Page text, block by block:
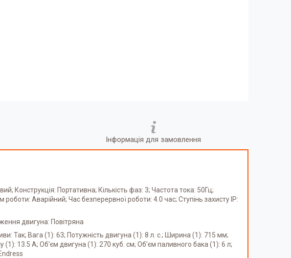
Інформація для замовлення
Конструкція: Портативна; Кількість фаз: 3; Частота тока: 50Гц;
Аварійний; Час безперервної роботи: 4.0 час; Ступінь захисту IP:
двигуна: Повітряна
Так; Вага (1): 63; Потужність двигуна (1): 8 л. с.; Ширина (1): 715 мм;
13.5 А; Об'єм двигуна (1): 270 куб. см; Об'єм паливного бака (1): 6 л;